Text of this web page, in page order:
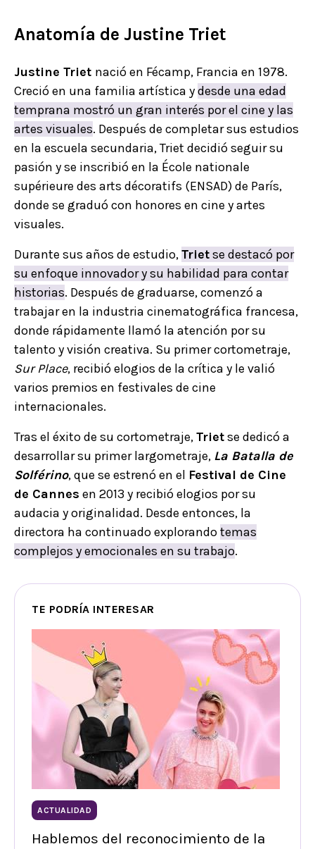
Anatomía de Justine Triet
Justine Triet nació en Fécamp, Francia en 1978.
Creció en una familia artística ydesde una edad
temprana mostró un gran interés por el cine y las
artes visuales. Después de completar sus estudios
en la escuela secundaria, Triet decidió seguir su
pasión y se inscribió en la École nationale
supérieure des arts décoratifs (ENSAD) de París,
donde se graduó con honores en cine y artes
visuales.
Durante sus años de estudio,Trietse destacó por
su enfoque innovador y su habilidad para contar
historias. Después de graduarse, comenzó a
trabajar en la industria cinematográfica francesa,
donde rápidamente llamó la atención por su
talento y visión creativa. Su primer cortometraje,
Sur Place, recibió elogios de la crítica y le valió
varios premios en festivales de cine
internacionales.
Tras el éxito de su cortometraje,Trietse dedicó a
desarrollar su primer largometraje, La Batalla de
Solférino, que se estrenó en el Festival de Cine
de Cannes en 2013 y recibió elogios por su
audacia y originalidad. Desde entonces, la
directora ha continuado explorandotemas
complejos y emocionales en su trabajo.
TE PODRÍA INTERESAR
ACTUALIDAD
Hablemos del reconocimiento de la